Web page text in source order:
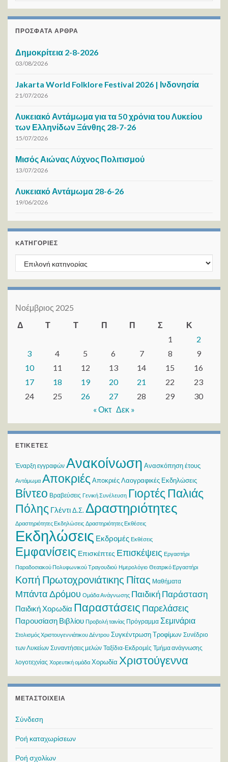
ΠΡΌΣΦΑΤΑ ΆΡΘΡΑ
Δημοκρίτεια 2-8-2026
03/08/2026
Jakarta World Folklore Festival 2026 | Ινδονησία
21/07/2026
Λυκειακό Αντάμωμα για τα 50 χρόνια του Λυκείου
των Ελληνίδων Ξάνθης 28-7-26
15/07/2026
Μισός Αιώνας Λύχνος Πολιτισμού
13/07/2026
Λυκειακό Αντάμωμα 28-6-26
19/06/2026
KΑΤΗΓΟΡΊΕΣ
Kατηγορίες
Νοέμβριος 2025
Δ
Τ Τ Π Π Σ
Κ
1
2
3
4 5 6 7 8
9
10
11 12 13 14 15
16
17
18 19 20 21 22
23
24
25 26 27 28 29
30
« Οκτ Δεκ »
ΕΤΙΚΈΤΕΣ
Έναρξη εγγραφών Ανακοίνωση Ανασκόπηση έτους
Αντάμωμα Αποκριές Αποκριές Λαογραφικές Εκδηλώσεις
Βίντεο Βραβεύσεις Γενική Συνέλευση Γιορτές Παλιάς
Πόλης ΓλέντιΔ.Σ.Δραστηριότητες
Δραστηριότητες Εκδηλώσεις Δραστηριότητες Εκθέσεις
Εκδηλώσεις Εκδρομές Εκθέσεις
Εμφανίσεις Επισκέπτες Επισκέψεις Εργαστήρι
Παραδοσιακού Πολυφωνικού Τραγουδιού Ημερολόγιο Θεατρικό Εργαστήρι
Κοπή Πρωτοχρονιάτικης Πίτας Μαθήματα
Μπάντα Δρόμου Ομάδα Ανάγνωσης Παιδική Παράσταση
Παιδική Χορωδία Παραστάσεις Παρελάσεις
Παρουσίαση Βιβλίου Προβολή ταινίας Πρόγραμμα Σεμινάρια
Στολισμός Χριστουγεννιάτικου Δέντρου Συγκέντρωση Τροφίμων Συνέδριο
των Λυκείων Συναντήσεις μελών Ταξίδια-Εκδρομές Τμήμα ανάγνωσης
λογοτεχνίας Χορευτική ομάδα Χορωδία Χριστούγεννα
ΜΕΤΑΣΤΟΙΧΕΊΑ
Σύνδεση
Ροή καταχωρίσεων
Ροή σχολίων